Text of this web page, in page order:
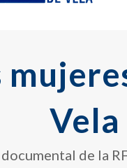
Vela
de la